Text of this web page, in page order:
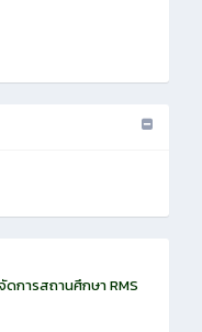
ดการสถานศึกษา RMS